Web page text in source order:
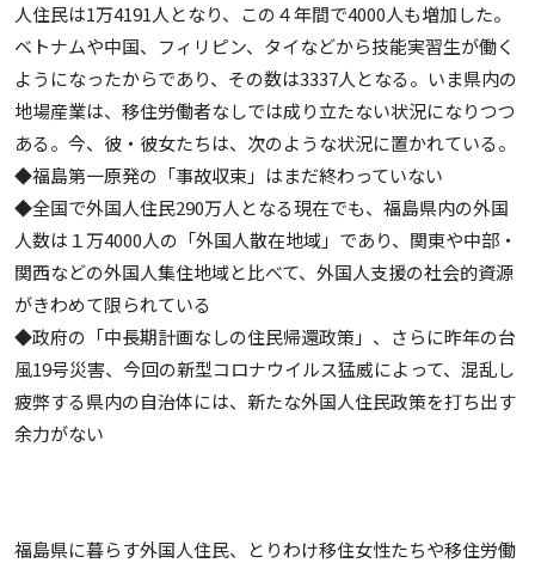
人住民は1万4191人となり、この４年間で4000人も増加した。
ベトナムや中国、フィリピン、タイなどから技能実習生が働く
ようになったからであり、その数は3337人となる。いま県内の
地場産業は、移住労働者なしでは成り立たない状況になりつつ
ある。今、彼・彼女たちは、次のような状況に置かれている。
◆福島第一原発の「事故収束」はまだ終わっていない
◆全国で外国人住民290万人となる現在でも、福島県内の外国
人数は１万4000人の「外国人散在地域」であり、関東や中部・
関西などの外国人集住地域と比べて、外国人支援の社会的資源
がきわめて限られている
◆政府の「中長期計画なしの住民帰還政策」、さらに昨年の台
風19号災害、今回の新型コロナウイルス猛威によって、混乱し
疲弊する県内の自治体には、新たな外国人住民政策を打ち出す
余力がない
福島県に暮らす外国人住民、とりわけ移住女性たちや移住労働